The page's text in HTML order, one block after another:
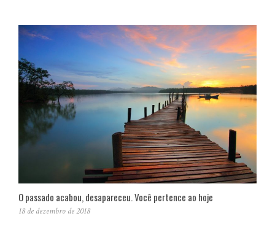
O passado acabou, desapareceu. Você pertence ao hoje
18 de dezembro de 2018